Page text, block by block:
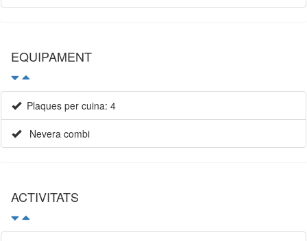
EQUIPAMENT
Plaques per cuina: 4
Nevera combi
ACTIVITATS